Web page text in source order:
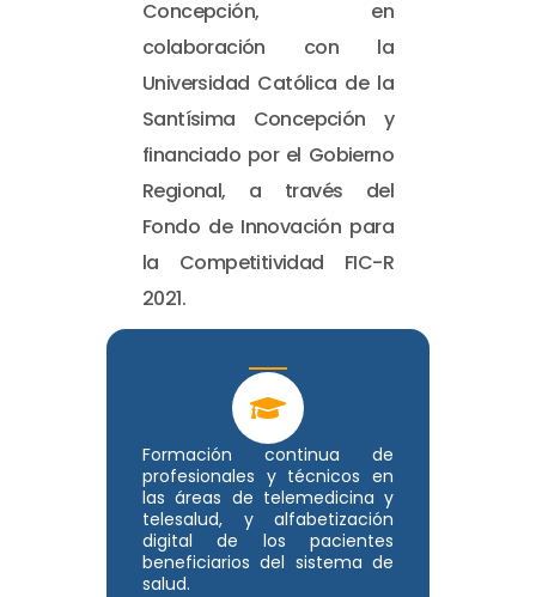
Formación continua de
profesionales y técnicos en
las áreas de telemedicina y
telesalud, y alfabetización
digital de los pacientes
beneficiarios del sistema de
salud.
Concepción, en
colaboración con la
Universidad Católica de la
Santísima Concepción y
financiado por el Gobierno
Regional, a través del
Fondo de Innovación para
la Competitividad FIC-R
2021.